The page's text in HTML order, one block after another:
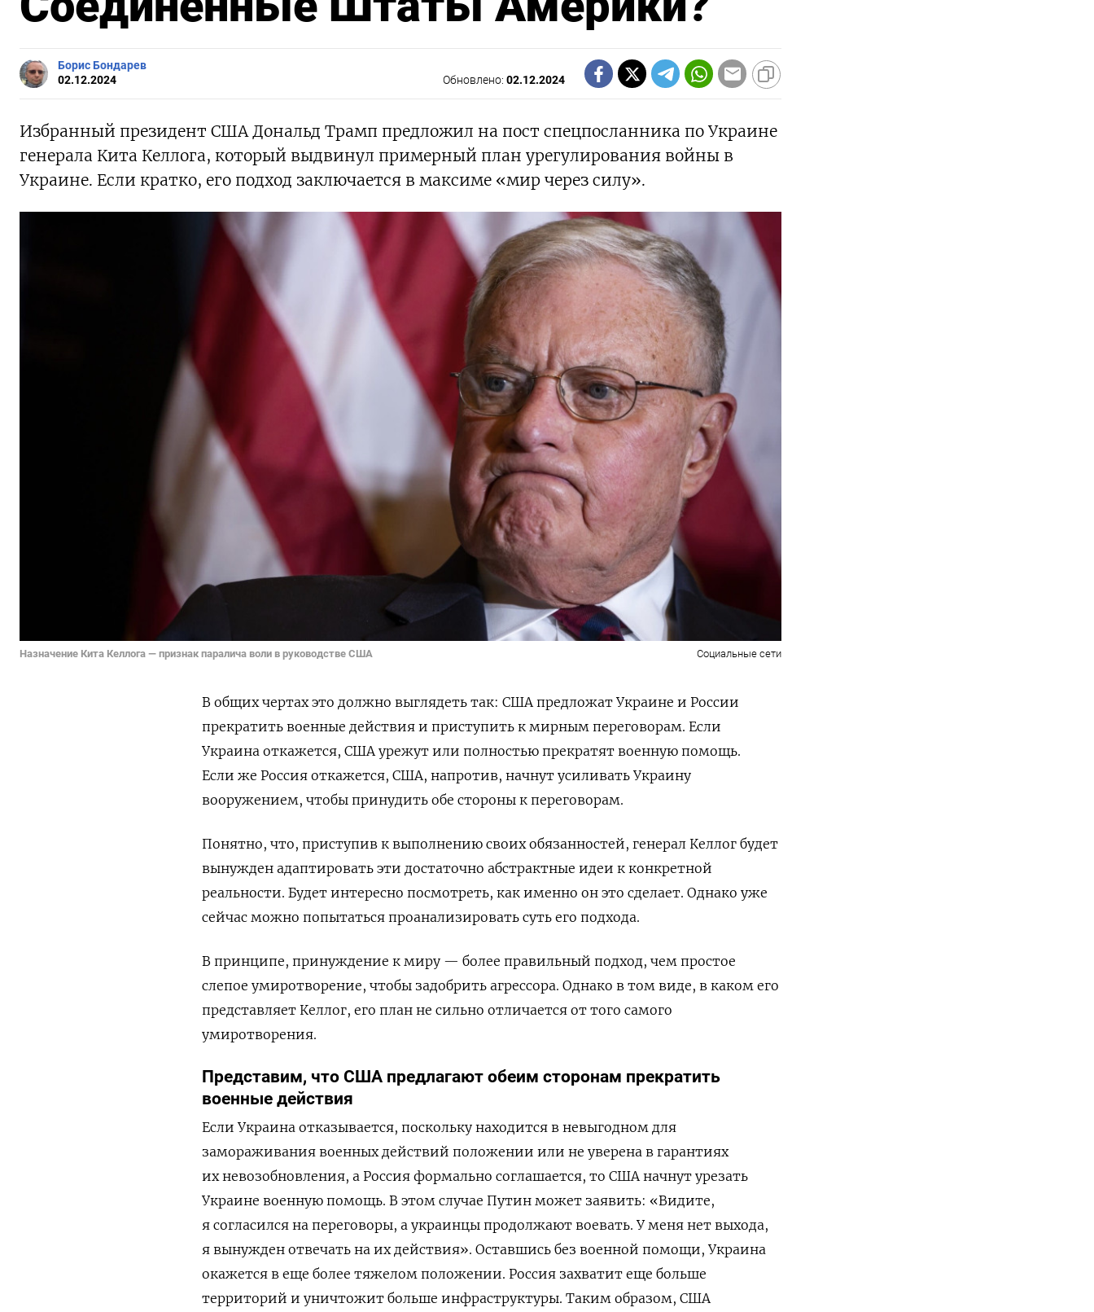
Борис Бондарев
02.12.2024
Обновлено:02.12.2024
Избранный президент США Дональд Трамп предложил на пост спецпосланника по Украине
генерала Кита Келлога, который выдвинул примерный план урегулирования войны в
Украине. Если кратко, его подход заключается в максиме «мир через силу».
Назначение Кита Келлога — признак паралича воли в руководстве США Социальные сети
В общих чертах это должно выглядеть так: США предложат Украине и России
прекратить военные действия и приступить к мирным переговорам. Если
Украина откажется, США урежут или полностью прекратят военную помощь.
Если же Россия откажется, США, напротив, начнут усиливать Украину
вооружением, чтобы принудить обе стороны к переговорам.
Понятно, что, приступив к выполнению своих обязанностей, генерал Келлог будет
вынужден адаптировать эти достаточно абстрактные идеи к конкретной
реальности. Будет интересно посмотреть, как именно он это сделает. Однако уже
сейчас можно попытаться проанализировать суть его подхода.
В принципе, принуждение к миру — более правильный подход, чем простое
слепое умиротворение, чтобы задобрить агрессора. Однако в том виде, в каком его
представляет Келлог, его план не сильно отличается от того самого
умиротворения.
Представим, что США предлагают обеим сторонам прекратить
военные действия
Если Украина отказывается, поскольку находится в невыгодном для
замораживания военных действий положении или не уверена в гарантиях
их невозобновления, а Россия формально соглашается, то США начнут урезать
Украине военную помощь. В этом случае Путин может заявить: «Видите,
я согласился на переговоры, а украинцы продолжают воевать. У меня нет выхода,
я вынужден отвечать на их действия». Оставшись без военной помощи, Украина
окажется в еще более тяжелом положении. Россия захватит еще больше
территорий и уничтожит больше инфраструктуры. Таким образом, США